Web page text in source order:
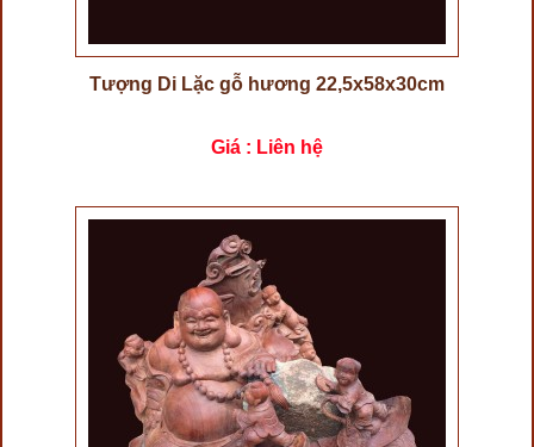
Tượng Di Lặc gỗ hương 22,5x58x30cm
Giá : Liên hệ